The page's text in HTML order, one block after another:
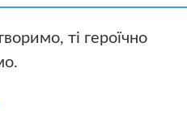
ті героїчно